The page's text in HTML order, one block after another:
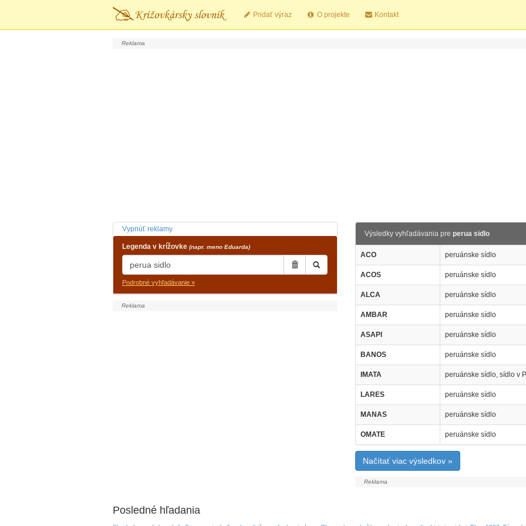
Pridať výraz O projekte Kontakt
Vypnúť reklamy
Legenda v krížovke (napr. meno Eduarda)
Podrobné vyhľadávanie »
Výsledky vyhľadávania pre perua sidlo
ACO peruánske sídlo
ACOS peruánske sídlo
ALCA peruánske sídlo
AMBAR peruánske sídlo
ASAPI peruánske sídlo
BANOS peruánske sídlo
IMATA peruánske sídlo, sídlo v
LARES peruánske sídlo
MANAS peruánske sídlo
OMATE peruánske sídlo
Načítať viac výsledkov »
Posledné hľadania